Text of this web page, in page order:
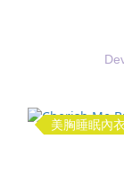
美胸睡眠內